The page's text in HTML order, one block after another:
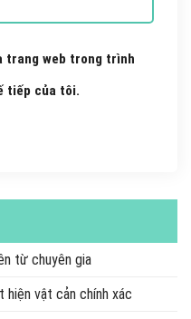
trang web trong trình
tiếp của tôi.
từ chuyên gia
hiện vật cản chính xác